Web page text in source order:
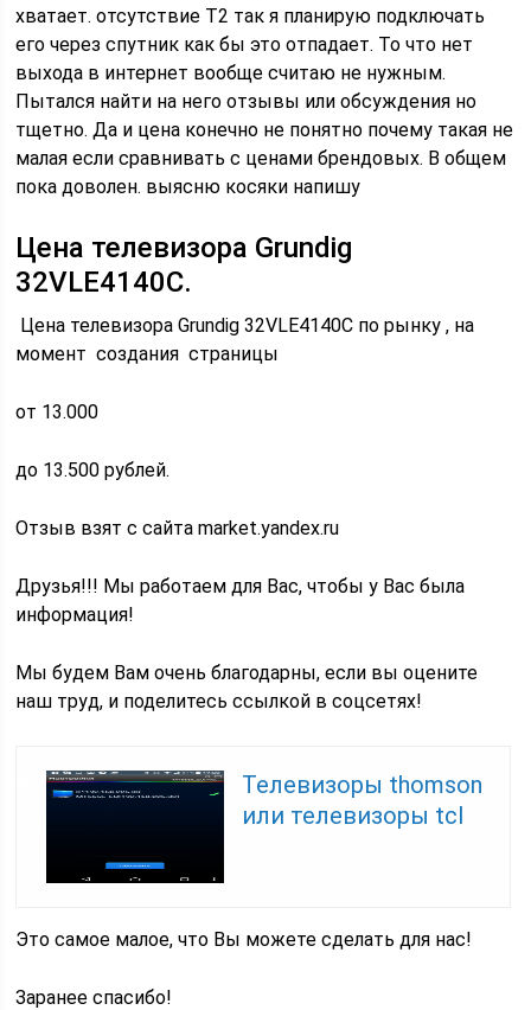
хватает. отсутствие Т2 так я планирую подключать
его через спутник как бы это отпадает. То что нет
выхода в интернет вообще считаю не нужным.
Пытался найти на него отзывы или обсуждения но
тщетно. Да и цена конечно не понятно почему такая не
малая если сравнивать с ценами брендовых. В общем
пока доволен. выясню косяки напишу
Цена телевизора Grundig
32VLE4140C.
Цена телевизора Grundig 32VLE4140C по рынку , на
момент создания страницы
от 13.000
до 13.500 рублей.
Отзыв взят с сайта market.yandex.ru
Друзья!!! Мы работаем для Вас, чтобы у Вас была
информация!
Мы будем Вам очень благодарны, если вы оцените
наш труд, и поделитесь ссылкой в соцсетях!
Телевизоры thomson
или телевизоры tcl
Это самое малое, что Вы можете сделать для нас!
Заранее спасибо!